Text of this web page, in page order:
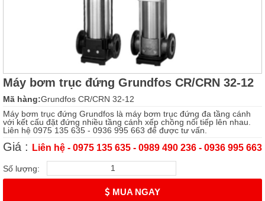
Máy bơm trục đứng Grundfos CR/CRN 32-12
Mã hàng:Grundfos CR/CRN 32-12
Máy bơm trục đứng Grundfos là máy bơm trục đứng đa tầng cánh
với kết cấu đặt đứng nhiều tầng cánh xếp chồng nối tiếp lên nhau.
Liên hệ 0975 135 635 - 0936 995 663 để được tư vấn.
Giá : Liên hệ - 0975 135 635 - 0989 490 236 - 0936 995 663
Số lượng:
MUA NGAY